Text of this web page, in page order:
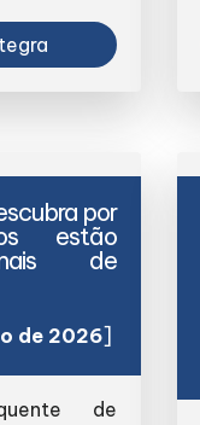
por
estão
de
de 2026]
de